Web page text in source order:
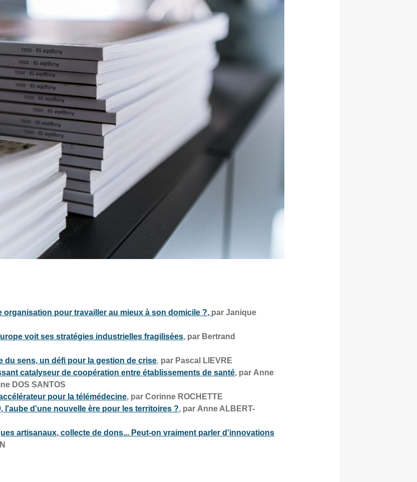
organisation pour travailler au mieux à son domicile ?, par Janique
voit ses stratégies industrielles fragilisées, par Bertrand
du sens, un défi pour la gestion de crise, par Pascal LIEVRE
catalyseur de coopération entre établissements de santé, par Anne
DOS SANTOS
pour la télémédecine, par Corinne ROCHETTE
l'aube d'une nouvelle ère pour les territoires ?, par Anne ALBERT-
artisanaux, collecte de dons... Peut-on vraiment parler d'innovations